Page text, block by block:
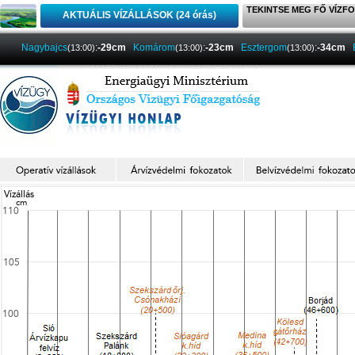
AKTUÁLIS VÍZÁLLÁSOK (24 órás) TEKINTSE MEG FŐ
Nagybajcs(13:00):-29cm Komárom(13:00):-23cm Esztergom(13:00):-34cm